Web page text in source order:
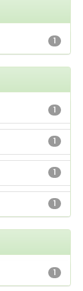
1
1
1
1
1
1